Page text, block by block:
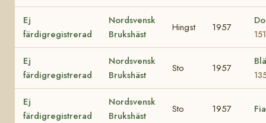
Ej
färdigregistrerad
Nordsvensk
Brukshäst
Hingst 1957
Ej
färdigregistrerad
Nordsvensk
Brukshäst
Sto 1957
Ej
färdigregistrerad
Nordsvensk
Brukshäst
Sto 1957